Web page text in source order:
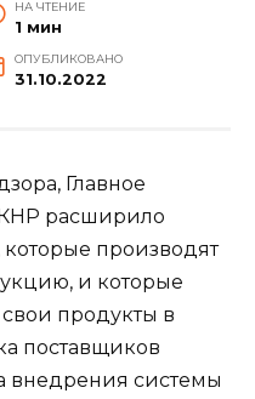
НА ЧТЕНИЕ
1 мин
ОПУБЛИКОВАНО
31.10.2022
Главное
расширило
производят
и которые
свои продукты в
поставщиков
внедрения системы